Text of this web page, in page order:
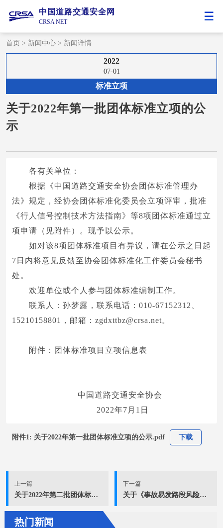
中国道路交通安全网
CRSA NET
首页 > 新闻中心 > 新闻详情
2022
07-01
标准立项
关于2022年第一批团体标准立项的公
示
各有关单位：
根据《中国道路交通安全协会团体标准管理办
法》规定，经协会团体标准化委员会立项评审，批准
《行人信号控制技术方法指南》等8项团体标准通过立
项申请（见附件）。现予以公示。
如对该8项团体标准项目有异议，请在公示之日起
7日内将意见反馈至协会团体标准化工作委员会秘书
处。
欢迎单位或个人参与团体标准编制工作。
联系人：孙梦露，联系电话：010-67152312、
15210158801，邮箱：zgdxttbz@crsa.net。
附件：团体标准项目立项信息表
中国道路交通安全协会
2022年7月1日
附件1: 关于2022年第一批团体标准立项的公示.pdf 下载
上一篇
关于2022年第二批团体标准立项的公示
下一篇
关于《事故易发路段风险防控装备技术要求》 团体标准立项的通知
热门新闻